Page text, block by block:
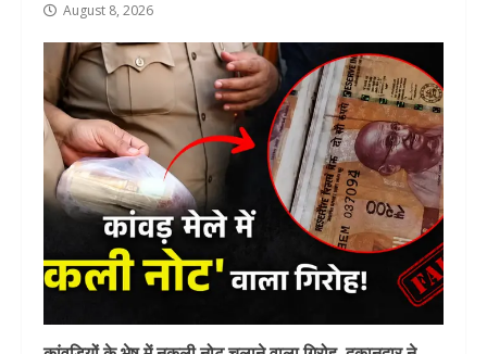
August 8, 2026